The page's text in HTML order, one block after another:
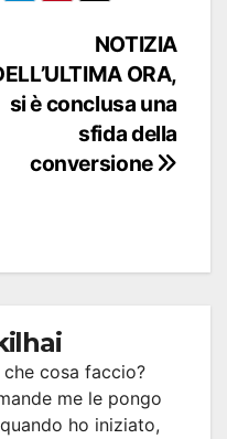
NOTIZIA
ORA,
si è conclusa una
sfida della
conversione
cosa faccio?
me le pongo
ho iniziato,